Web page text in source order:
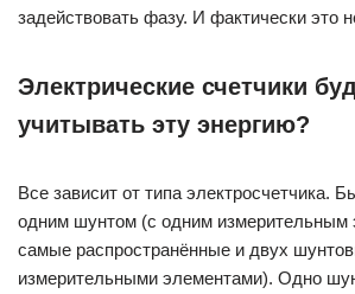
задействовать фазу. И фактически это
Электрические счетчики
учитывать эту энергию?
Все зависит от типа электросчетчика.
одним шунтом (с одним измерительным
самые распространённые и двух
измерительными элементами). Одно